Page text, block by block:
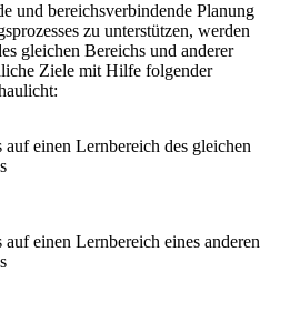
und bereichsverbindende Planung
zu unterstützen, werden
gleichen Bereichs und anderer
Ziele mit Hilfe folgender
auf einen Lernbereich des gleichen
auf einen Lernbereich eines anderen